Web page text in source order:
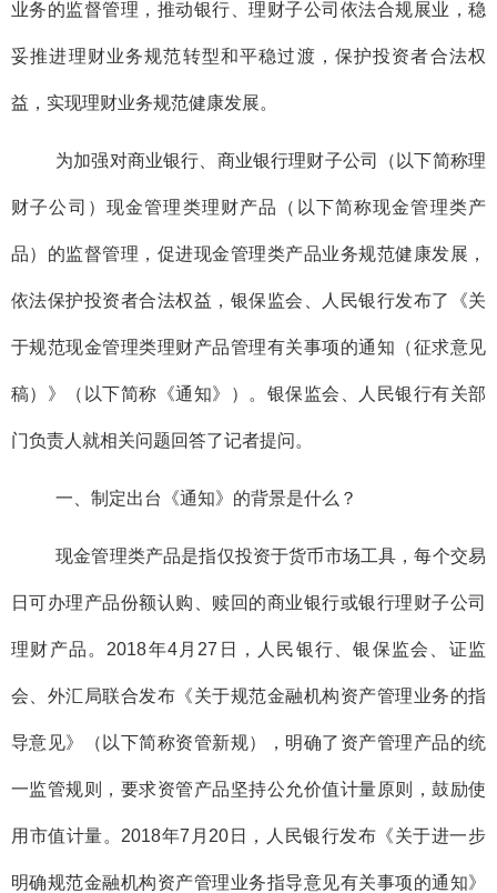
业务的监督管理，推动银行、理财子公司依法合规展业，稳
妥推进理财业务规范转型和平稳过渡，保护投资者合法权
益，实现理财业务规范健康发展。
为加强对商业银行、商业银行理财子公司（以下简称理
财子公司）现金管理类理财产品（以下简称现金管理类产
品）的监督管理，促进现金管理类产品业务规范健康发展，
依法保护投资者合法权益，银保监会、人民银行发布了《关
于规范现金管理类理财产品管理有关事项的通知（征求意见
稿）》（以下简称《通知》）。银保监会、人民银行有关部
门负责人就相关问题回答了记者提问。
一、制定出台《通知》的背景是什么？
现金管理类产品是指仅投资于货币市场工具，每个交易
日可办理产品份额认购、赎回的商业银行或银行理财子公司
理财产品。2018年4月27日，人民银行、银保监会、证监
会、外汇局联合发布《关于规范金融机构资产管理业务的指
导意见》（以下简称资管新规），明确了资产管理产品的统
一监管规则，要求资管产品坚持公允价值计量原则，鼓励使
用市值计量。2018年7月20日，人民银行发布《关于进一步
明确规范金融机构资产管理业务指导意见有关事项的通知》